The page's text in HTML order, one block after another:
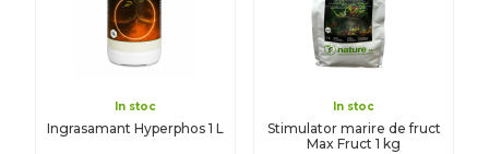
In stoc
Ingrasamant Hyperphos 1 L
In stoc
Stimulator marire de fruct
Max Fruct 1 kg